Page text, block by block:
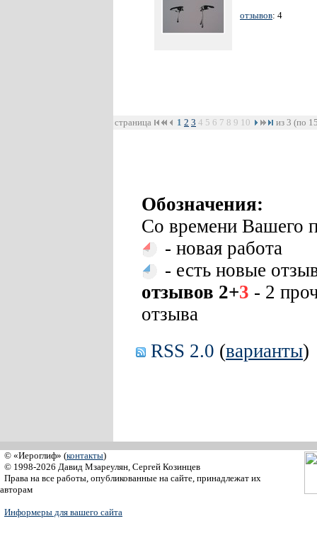
отзывов: 4
страница 1 2 3 4 5 6 7 8 9 10 из 3 (по
Обозначения:
Со времени Вашего
- новая работа
- есть новые
отзывов 2+3 - 2
отзыва
RSS 2.0 (варианты)
© «Иероглиф» (контакты)
© 1998-2026 Давид Мзареулян, Сергей Козинцев
Права на все работы, опубликованные на сайте, принадлежат их
авторам
Информеры для вашего сайта